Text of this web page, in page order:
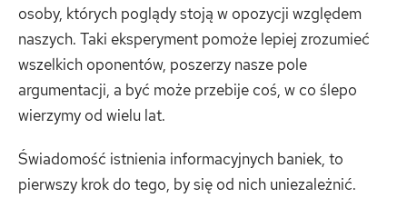
osoby, których poglądy stoją w opozycji względem
naszych. Taki eksperyment pomoże lepiej zrozumieć
wszelkich oponentów, poszerzy nasze pole
argumentacji, a być może przebije coś, w co ślepo
wierzymy od wielu lat.
Świadomość istnienia informacyjnych baniek, to
pierwszy krok do tego, by się od nich uniezależnić.